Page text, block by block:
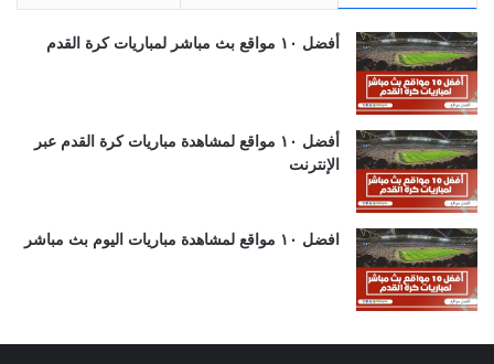
أفضل ١٠ مواقع بث مباشر لمباريات كرة القدم
أفضل ١٠ مواقع لمشاهدة مباريات كرة القدم عبر
الإنترنت
افضل ١٠ مواقع لمشاهدة مباريات اليوم بث مباشر